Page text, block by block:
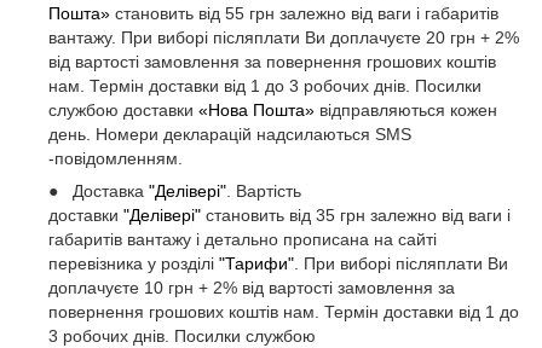
Пошта» становить від 55 грн залежно від ваги і габаритів
вантажу. При виборі післяплати Ви доплачуєте 20 грн + 2%
від вартості замовлення за повернення грошових коштів
нам. Термін доставки від 1 до 3 робочих днів. Посилки
службою доставки «Нова Пошта» відправляються кожен
день. Номери декларацій надсилаються SMS
-повідомленням.
● Доставка "Делівері" . Вартість
доставки "Делівері" становить від 35 грн залежно від ваги і
габаритів вантажу і детально прописана на сайті
перевізника у розділі "Тарифи" . При виборі післяплати Ви
доплачуєте 10 грн + 2% від вартості замовлення за
повернення грошових коштів нам. Термін доставки від 1 до
3 робочих днів. Посилки службою